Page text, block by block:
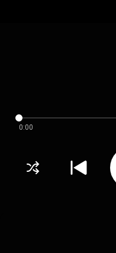
0:00